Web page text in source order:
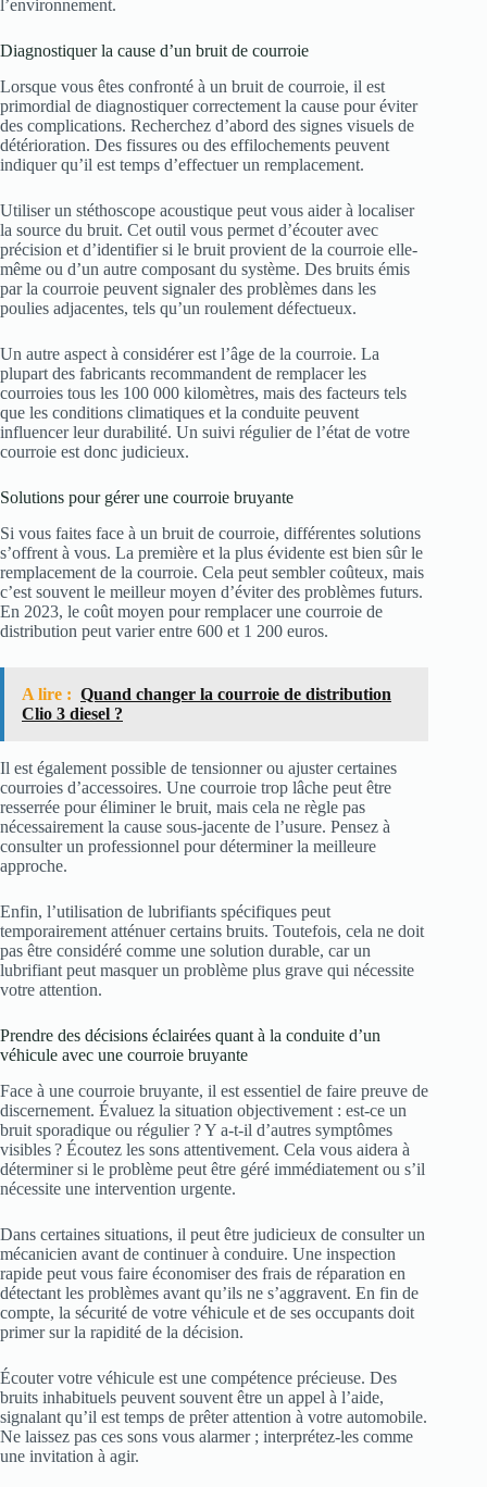
l’environnement.
Diagnostiquer la cause d’un bruit de courroie
Lorsque vous êtes confronté à un bruit de courroie, il est
primordial de diagnostiquer correctement la cause pour éviter
des complications. Recherchez d’abord des signes visuels de
détérioration. Des fissures ou des effilochements peuvent
indiquer qu’il est temps d’effectuer un remplacement.
Utiliser un stéthoscope acoustique peut vous aider à localiser
la source du bruit. Cet outil vous permet d’écouter avec
précision et d’identifier si le bruit provient de la courroie elle-
même ou d’un autre composant du système. Des bruits émis
par la courroie peuvent signaler des problèmes dans les
poulies adjacentes, tels qu’un roulement défectueux.
Un autre aspect à considérer est l’âge de la courroie. La
plupart des fabricants recommandent de remplacer les
courroies tous les 100 000 kilomètres, mais des facteurs tels
que les conditions climatiques et la conduite peuvent
influencer leur durabilité. Un suivi régulier de l’état de votre
courroie est donc judicieux.
Solutions pour gérer une courroie bruyante
Si vous faites face à un bruit de courroie, différentes solutions
s’offrent à vous. La première et la plus évidente est bien sûr le
remplacement de la courroie. Cela peut sembler coûteux, mais
c’est souvent le meilleur moyen d’éviter des problèmes futurs.
En 2023, le coût moyen pour remplacer une courroie de
distribution peut varier entre 600 et 1 200 euros.
A lire : Quand changer la courroie de distribution
Clio 3 diesel ?
Il est également possible de tensionner ou ajuster certaines
courroies d’accessoires. Une courroie trop lâche peut être
resserrée pour éliminer le bruit, mais cela ne règle pas
nécessairement la cause sous-jacente de l’usure. Pensez à
consulter un professionnel pour déterminer la meilleure
approche.
Enfin, l’utilisation de lubrifiants spécifiques peut
temporairement atténuer certains bruits. Toutefois, cela ne doit
pas être considéré comme une solution durable, car un
lubrifiant peut masquer un problème plus grave qui nécessite
votre attention.
Prendre des décisions éclairées quant à la conduite d’un
véhicule avec une courroie bruyante
Face à une courroie bruyante, il est essentiel de faire preuve de
discernement. Évaluez la situation objectivement : est-ce un
bruit sporadique ou régulier ? Y a-t-il d’autres symptômes
visibles ? Écoutez les sons attentivement. Cela vous aidera à
déterminer si le problème peut être géré immédiatement ou s’il
nécessite une intervention urgente.
Dans certaines situations, il peut être judicieux de consulter un
mécanicien avant de continuer à conduire. Une inspection
rapide peut vous faire économiser des frais de réparation en
détectant les problèmes avant qu’ils ne s’aggravent. En fin de
compte, la sécurité de votre véhicule et de ses occupants doit
primer sur la rapidité de la décision.
Écouter votre véhicule est une compétence précieuse. Des
bruits inhabituels peuvent souvent être un appel à l’aide,
signalant qu’il est temps de prêter attention à votre automobile.
Ne laissez pas ces sons vous alarmer ; interprétez-les comme
une invitation à agir.